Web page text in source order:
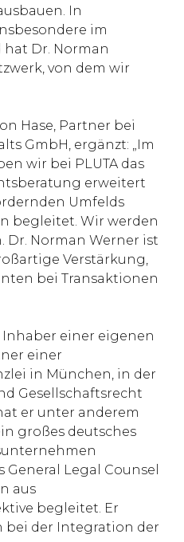
In
im
Dr. Norman
von dem wir
Hase, Partner bei
GmbH, ergänzt: „Im
wir bei PLUTA das
erweitert
Umfelds
begleitet. Wir werden
Dr. Norman Werner ist
Verstärkung,
bei Transaktionen
Inhaber einer eigenen
einer
in München, in der
Gesellschaftsrecht
er unter anderem
großes deutsches
Legal Counsel
aus
begleitet. Er
bei der Integration der